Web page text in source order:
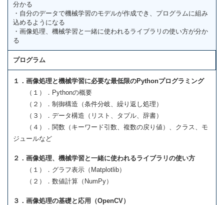
分かる
・自分のデータで機械学習のモデルが作成でき、プログラムに組み
込めるようになる
・画像処理、機械学習と一緒に使われるライブラリの使い方が分か
る
プログラム
１．画像処理と機械学習に必要な最低限のPythonプログラミング
（１）．Pythonの概要
（２）．制御構造（条件分岐、繰り返し処理）
（３）．データ構造（リスト、タプル、辞書）
（４）．関数（キーワード引数、複数の戻り値）、クラス、モ
ジュールなど
２．画像処理、機械学習と一緒に使われるライブラリの使い方
（１）．グラフ表示（Matplotlib）
（２）．数値計算（NumPy）
３．画像処理の基礎と応用（OpenCV）